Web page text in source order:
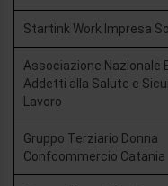
Startink Work Impresa
Associazione Nazionale
Addetti alla Salute e
Lavoro
Gruppo Terziario Donna
Confcommercio Catania